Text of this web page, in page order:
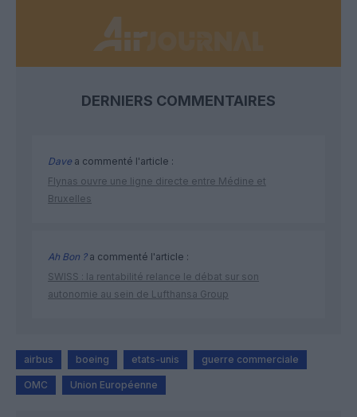
DERNIERS COMMENTAIRES
Davea commenté l'article :
Flynas ouvre une ligne directe entre Médine et
Bruxelles
Ah Bon ?a commenté l'article :
SWISS : la rentabilité relance le débat sur son
autonomie au sein de Lufthansa Group
airbus boeing etats-unis guerre commerciale
OMC Union Européenne